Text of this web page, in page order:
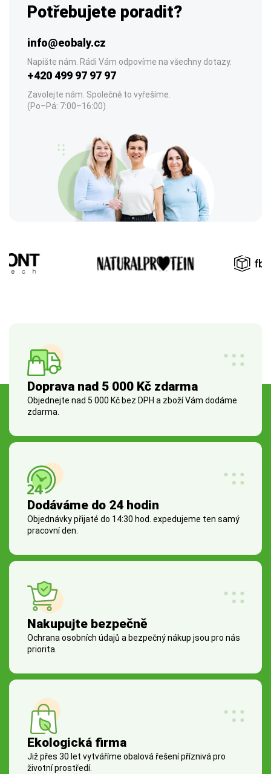
Potřebujete poradit?
info@eobaly.cz
Napište nám. Rádi Vám odpovíme na všechny dotazy.
+420 499 97 97 97
Zavolejte nám. Společně to vyřešíme.
(Po–Pá: 7:00–16:00)
Doprava nad 5 000 Kč zdarma
Objednejte nad 5 000 Kč bez DPH a zboží Vám dodáme
zdarma.
Dodáváme do 24 hodin
Objednávky přijaté do 14:30 hod. expedujeme ten samý
pracovní den.
Nakupujte bezpečně
Ochrana osobních údajů a bezpečný nákup jsou pro nás
priorita.
Ekologická firma
Již přes 30 let vytváříme obalová řešení příznivá pro
životní prostředí.